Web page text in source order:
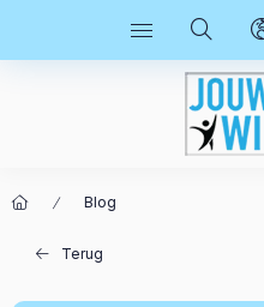
Blog
Terug